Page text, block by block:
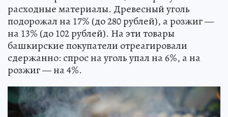
расходные материалы. Древесный уголь
подорожал на 17% (до 280 рублей), а розжиг —
на 13% (до 102 рублей). На эти товары
башкирские покупатели отреагировали
сдержанно: спрос на уголь упал на 6%, а на
розжиг — на 4%.